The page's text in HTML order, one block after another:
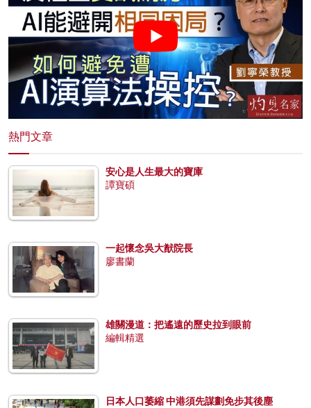
熱門文章
安心是人生最大的寶庫
譚寶碩
一起懷念吳大猷院長
廖書蘭
雄關漫道：把遙遠的歷史拉到眼前
編輯精選
日本人口萎縮 中港須先謀劃免步其後塵